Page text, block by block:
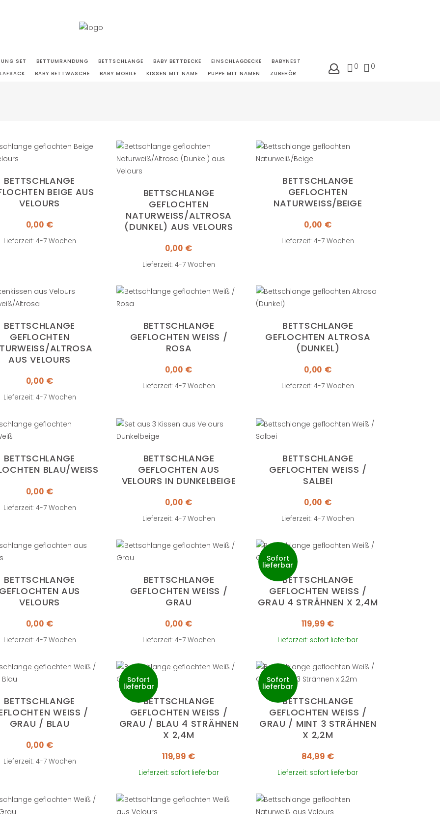
SET BETTUMRANDUNG BETTSCHLANGE BABY BETTDECKE EINSCHLAGDECKE
BABYNEST
BABY BETTWÄSCHE BABY MOBILE KISSEN MIT NAME PUPPE MIT NAMEN ZUBEHÖR
0 0
BETTSCHLANGE
BEIGE AUS
VELOURS
0,00 €
Lieferzeit: 4-7 Wochen
BETTSCHLANGE
GEFLOCHTEN
NATURWEISS/ALTROSA (
DUNKEL) AUS VELOURS
0,00 €
Lieferzeit: 4-7 Wochen
BETTSCHLANGE
GEFLOCHTEN
NATURWEISS/BEIGE
0,00 €
Lieferzeit: 4-7 Wochen
BETTSCHLANGE
GEFLOCHTEN
ALTROSA A
US VELOURS
0,00 €
Lieferzeit: 4-7 Wochen
BETTSCHLANGE
GEFLOCHTEN WEISS / R
OSA
0,00 €
Lieferzeit: 4-7 Wochen
BETTSCHLANGE
GEFLOCHTEN ALTROSA
(DUNKEL)
0,00 €
Lieferzeit: 4-7 Wochen
BETTSCHLANGE
BLAU/WEISS
0,00 €
Lieferzeit: 4-7 Wochen
BETTSCHLANGE
GEFLOCHTEN AUS
VELOURS IN DUNKELBEIGE
0,00 €
Lieferzeit: 4-7 Wochen
BETTSCHLANGE
GEFLOCHTEN WEISS / S
ALBEI
0,00 €
Lieferzeit: 4-7 Wochen
BETTSCHLANGE
AUS
VELOURS
0,00 €
Lieferzeit: 4-7 Wochen
BETTSCHLANGE
GEFLOCHTEN WEISS / G
RAU
0,00 €
Lieferzeit: 4-7 Wochen
BETTSCHLANGE
GEFLOCHTEN WEISS / G
RAU 4 STRÄHNEN X 2,4M
119,99 €
Sofort
lieferbar
Lieferzeit: sofort lieferbar
BETTSCHLANGE
WEISS / G
RAU / BLAU
0,00 €
Lieferzeit: 4-7 Wochen
BETTSCHLANGE
GEFLOCHTEN WEISS / G
RAU / BLAU 4 STRÄHNEN X
2,4M
119,99 €
Sofort
lieferbar
Lieferzeit: sofort lieferbar
BETTSCHLANGE
GEFLOCHTEN WEISS / G
RAU / MINT 3 STRÄHNEN X
2,2M
84,99 €
Sofort
lieferbar
Lieferzeit: sofort lieferbar